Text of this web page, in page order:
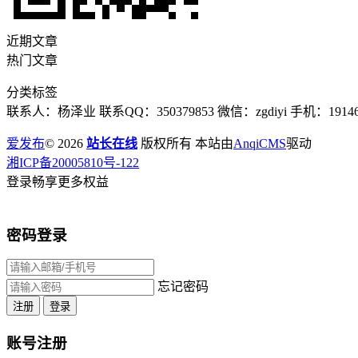
近期文章
热门文章
分类标签
联系人：杨泽业 联系QQ：350379853 微信：zgdiyi 手机：
爱发布© 2026 站长在线 版权所有 本站由AnqiCMS驱动
湘ICP备20005810号-122
登录畅享更多权益
密码登录
忘记密码
注册 登录
账号注册